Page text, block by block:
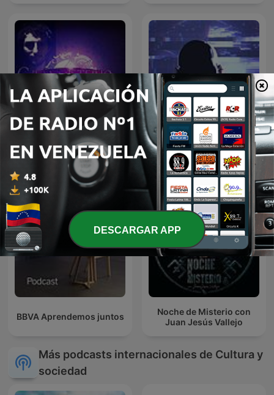
VM Granmisterio
Oculto tras la sombra
Juan Jesús Vallejo
BBVA Aprendemos juntos
Noche de Misterio con
Juan Jesús Vallejo
Más podcasts internacionales de Cultura y
sociedad
DESCARGAR APP